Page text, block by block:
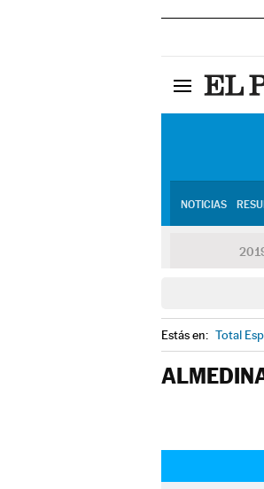
NOTICIAS
Estás en: Total